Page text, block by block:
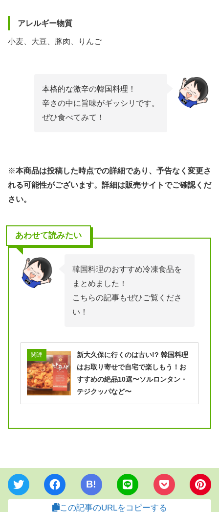
アレルギー物質
小麦、大豆、豚肉、りんご
本格的な激辛の韓国料理！
辛さの中に旨味がギッシリです。
ぜひ食べてみて！
※本商品は投稿した時点での詳細であり、予告なく変更さ
れる可能性がございます。詳細は販売サイトでご確認くだ
さい。
あわせて読みたい
韓国料理のおすすめ冷凍食品を
まとめました！
こちらの記事もぜひご覧くださ
い！
関連
新大久保に行くのは古い!? 韓国料理
はお取り寄せで自宅で楽しもう！お
すすめの絶品10選〜ソルロンタン・
テジクッパなど〜
B!
この記事のURLをコピーする